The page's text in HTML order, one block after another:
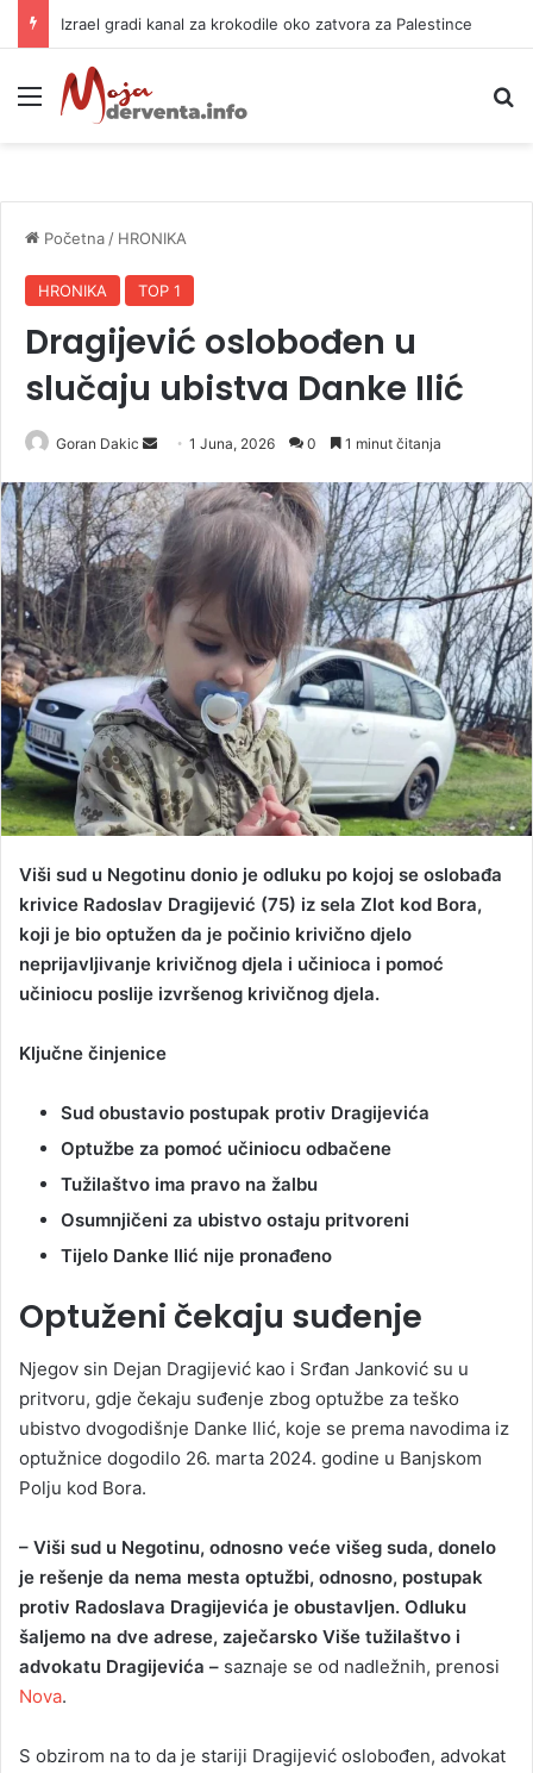
Izrael gradi kanal za krokodile oko zatvora za Palestince
Meni
Početna / HRONIKA
HRONIKA TOP 1
Dragijević oslobođen u
slučaju ubistva Danke Ilić
Goran Dakic
n
d
a
n
e
m
a
i
l
1 Juna, 2026 0 1 minut čitanja
Viši sud u Negotinu donio je odluku po kojoj se oslobađa
krivice Radoslav Dragijević (75) iz sela Zlot kod Bora,
koji je bio optužen da je počinio krivično djelo
neprijavljivanje krivičnog djela i učinioca i pomoć
učiniocu poslije izvršenog krivičnog djela.
Ključne činjenice
Sud obustavio postupak protiv Dragijevića
Optužbe za pomoć učiniocu odbačene
Tužilaštvo ima pravo na žalbu
Osumnjičeni za ubistvo ostaju pritvoreni
Tijelo Danke Ilić nije pronađeno
Optuženi čekaju suđenje
Njegov sin Dejan Dragijević kao i Srđan Janković su u
pritvoru, gdje čekaju suđenje zbog optužbe za teško
ubistvo dvogodišnje Danke Ilić, koje se prema navodima iz
optužnice dogodilo 26. marta 2024. godine u Banjskom
Polju kod Bora.
– Viši sud u Negotinu, odnosno veće višeg suda, donelo
je rešenje da nema mesta optužbi, odnosno, postupak
protiv Radoslava Dragijevića je obustavljen. Odluku
šaljemo na dve adrese, zaječarsko Više tužilaštvo i
advokatu Dragijevića – saznaje se od nadležnih, prenosi
Nova.
S obzirom na to da je stariji Dragijević oslobođen, advokat